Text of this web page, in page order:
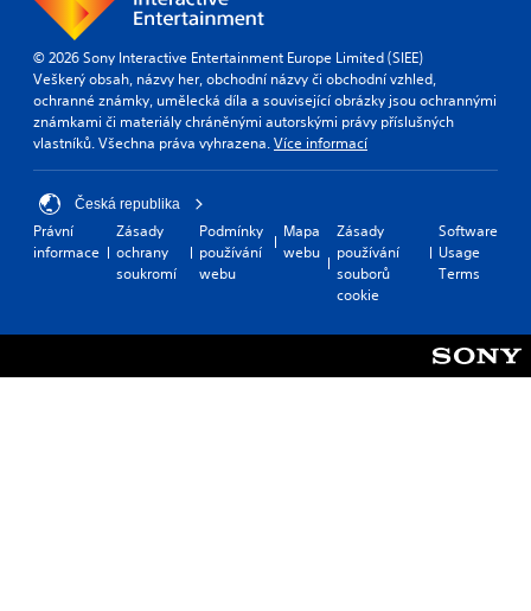
© 2026 Sony Interactive Entertainment Europe Limited (SIEE)
Veškerý obsah, názvy her, obchodní názvy či obchodní vzhled,
ochranné známky, umělecká díla a související obrázky jsou ochrannými
známkami či materiály chráněnými autorskými právy příslušných
vlastníků. Všechna práva vyhrazena.Více informací
Česká republika
Právní
informace
Zásady
ochrany
soukromí
Podmínky
používání
webu
Mapa
webu
Zásady
používání
souborů
cookie
Software
Usage
Terms